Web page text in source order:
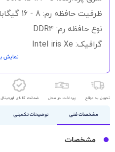
ظرفیت حافظه رم: 8 - 16 گیگابایت
نوع حافظه رم: DDR4
گرافیک: Intel iris Xe
اندازه صفحه نمایش 13.3اینچ
کیفیت صفحه نمایش: FHD
نمایش
تحویل به موقع پرداخت در محل ضمانت کالای اورجینال
مشخصات فنی توضیحات تکمیلی
مشخصات